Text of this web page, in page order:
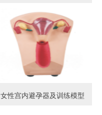
女性宫内避孕器及训练模型